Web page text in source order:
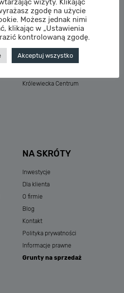
Osada Nadolicka III
Dębowe Aleje III
Atria Nowe Żerniki
Szklarska Village
Osada Nadolicka I i II
Królewiecka Centrum
NA SKRÓTY
Inwestycje
Dla klienta
O firmie
Blog
Kontakt
Polityka prywatności
Informacje prawne
Grunty na sprzedaż
wizyty. Klikając
zgodę na użycie
Możesz jednak nimi
klikając w „Ustawienia
kontrolowaną zgodę.
Akceptuj wszystko